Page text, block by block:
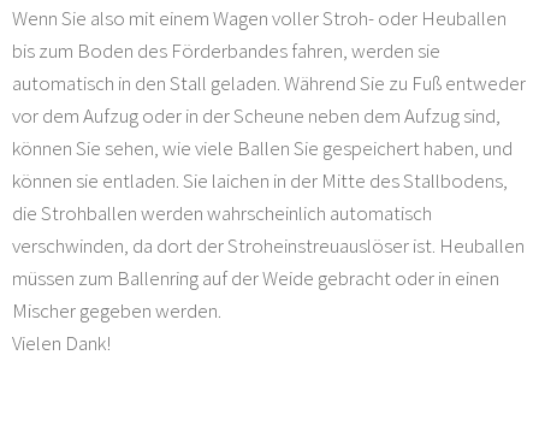
Wenn Sie also mit einem Wagen voller Stroh- oder Heuballen
bis zum Boden des Förderbandes fahren, werden sie
automatisch in den Stall geladen. Während Sie zu Fuß entweder
vor dem Aufzug oder in der Scheune neben dem Aufzug sind,
können Sie sehen, wie viele Ballen Sie gespeichert haben, und
können sie entladen. Sie laichen in der Mitte des Stallbodens,
die Strohballen werden wahrscheinlich automatisch
verschwinden, da dort der Stroheinstreuauslöser ist. Heuballen
müssen zum Ballenring auf der Weide gebracht oder in einen
Mischer gegeben werden.
Vielen Dank!